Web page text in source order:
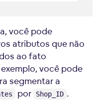
você pode
atributos que não
ao fato
você pode
segmentar a
por Shop_ID .